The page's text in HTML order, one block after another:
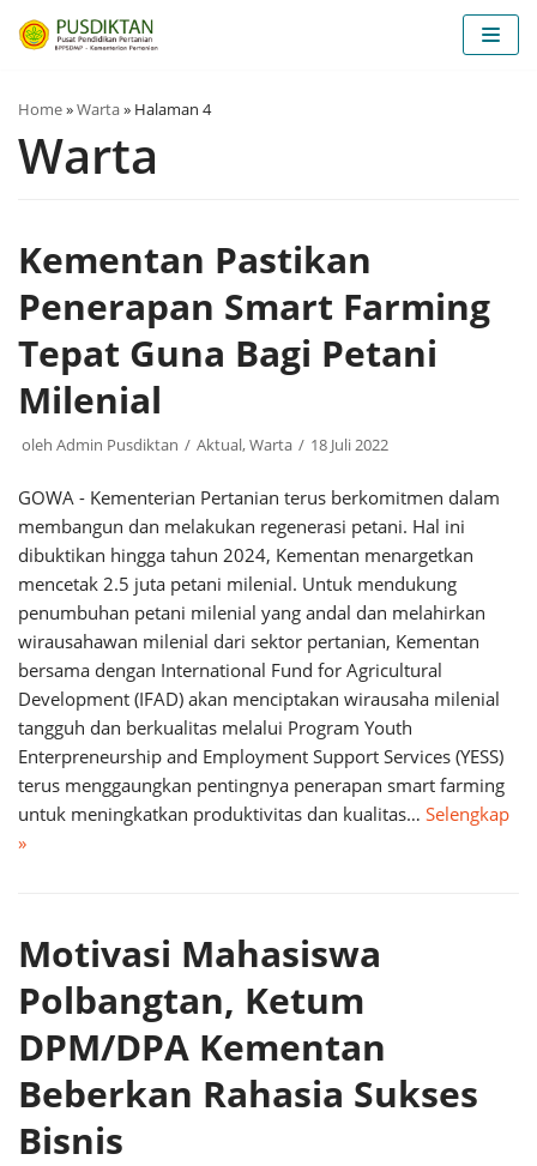
Lompat
ke
Home»Warta» Halaman 4
Warta
Kementan Pastikan
Penerapan Smart Farming
Tepat Guna Bagi Petani
Milenial
oleh Admin Pusdiktan Aktual,Warta 18 Juli 2022
GOWA - Kementerian Pertanian terus berkomitmen dalam
membangun dan melakukan regenerasi petani. Hal ini
dibuktikan hingga tahun 2024, Kementan menargetkan
mencetak 2.5 juta petani milenial. Untuk mendukung
penumbuhan petani milenial yang andal dan melahirkan
wirausahawan milenial dari sektor pertanian, Kementan
bersama dengan International Fund for Agricultural
Development (IFAD) akan menciptakan wirausaha milenial
tangguh dan berkualitas melalui Program Youth
Enterpreneurship and Employment Support Services (YESS)
terus menggaungkan pentingnya penerapan smart farming
untuk meningkatkan produktivitas dan kualitas… Selengkap
»
Motivasi Mahasiswa
Polbangtan, Ketum
DPM/DPA Kementan
Beberkan Rahasia Sukses
Bisnis